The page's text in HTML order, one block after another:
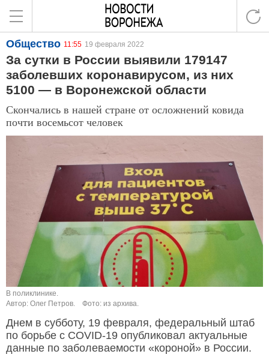
Общество 11:55 19 февраля 2022
За сутки в России выявили 179147
заболевших коронавирусом, из них
5100 — в Воронежской области
Скончались в нашей стране от осложнений ковида
почти восемьсот человек
В поликлинике.
Автор: Олег Петров.
Фото: из архива.
Днем в субботу, 19 февраля, федеральный штаб
по борьбе с COVID-19 опубликовал актуальные
данные по заболеваемости «короной» в России.